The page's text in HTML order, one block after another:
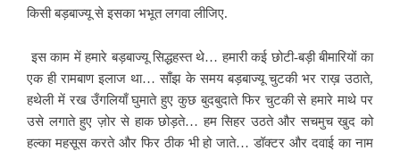
किसी बड़बाज्यू से इसका भभूत लगवा लीजिए.
इस काम में हमारे बड़बाज्यू सिद्धहस्त थे… हमारी कई छोटी-बड़ी बीमारियों का
एक ही रामबाण इलाज था… साँझ के समय बड़बाज्यू चुटकी भर राख़ उठाते,
हथेली में रख उँगलियाँ घुमाते हुए कुछ बुदबुदाते फिर चुटकी से हमारे माथे पर
उसे लगाते हुए ज़ोर से हाक छोड़ते… हम सिहर उठते और सचमुच खुद को
हल्का महसूस करते और फिर ठीक भी हो जाते… डॉक्टर और दवाई का नाम